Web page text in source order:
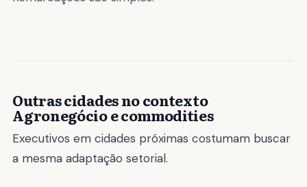
Outras cidades no contexto
Agronegócio e commodities
Executivos em cidades próximas costumam buscar
a mesma adaptação setorial.